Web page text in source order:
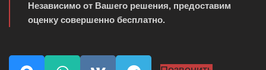
Независимо от Вашего решения, предоставим
оценку совершенно бесплатно.